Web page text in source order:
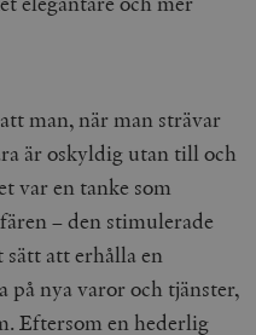
man, när man strävar
är oskyldig utan till och
var en tanke som
– den stimulerade
att erhålla en
nya varor och tjänster,
Eftersom en hederlig